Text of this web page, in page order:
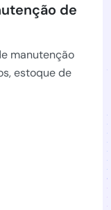
de
manutenção
estoque de